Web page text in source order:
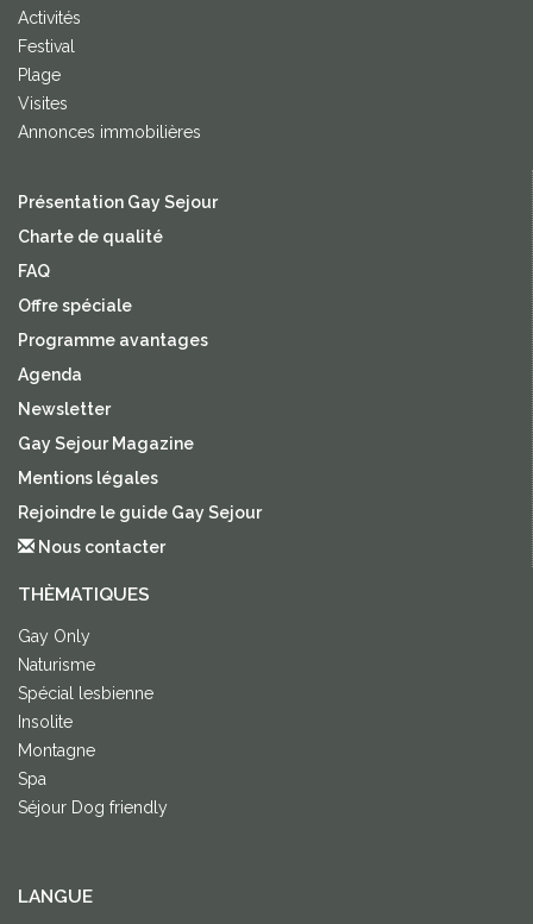
Activités
Festival
Plage
Visites
Annonces immobilières
Présentation Gay Sejour
Charte de qualité
FAQ
Offre spéciale
Programme avantages
Agenda
Newsletter
Gay Sejour Magazine
Mentions légales
Rejoindre le guide Gay Sejour
Nous contacter
THÈMATIQUES
Gay Only
Naturisme
Spécial lesbienne
Insolite
Montagne
Spa
Séjour Dog friendly
LANGUE